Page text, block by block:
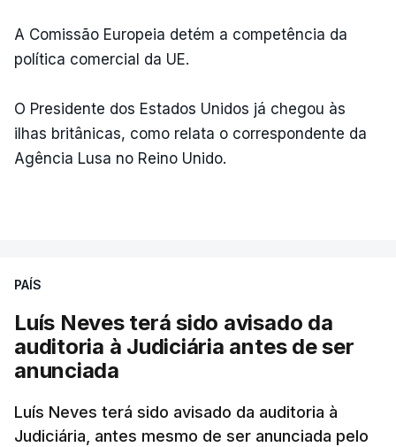
A Comissão Europeia detém a competência da
política comercial da UE.
O Presidente dos Estados Unidos já chegou às
ilhas britânicas, como relata o correspondente da
Agência Lusa no Reino Unido.
PAÍS
Luís Neves terá sido avisado da
auditoria à Judiciária antes de ser
anunciada
Luís Neves terá sido avisado da auditoria à
Judiciária, antes mesmo de ser anunciada pelo